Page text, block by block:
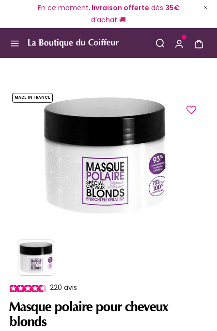
En ce moment,livraison offerte dès 35€
d’achat 🚚
MADE IN FRANCE
220 avis
Masque polaire pour cheveux
blonds